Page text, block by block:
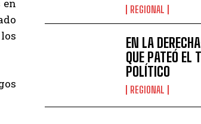
en
REGIONAL
EN LA
QUE PATEÓ EL
POLÍTICO
REGIONAL